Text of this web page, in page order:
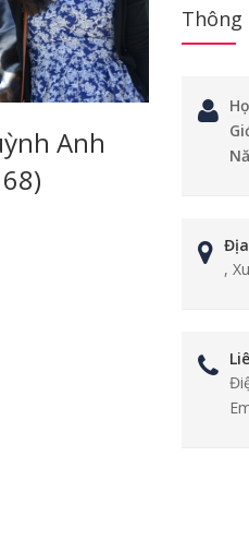
Anh
Thông
,